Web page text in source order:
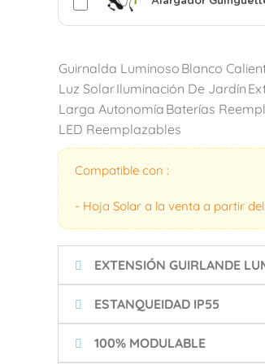
Guirnalda Luminoso Blanco
Luz SolarIluminación De Jardín
Larga Autonomía Baterías
LED Reemplazables
Compatible con :
- Hoja Solar a la venta a partir
EXTENSIÓN GUIRLANDE
ESTANQUEIDAD IP55
100% MODULABLE